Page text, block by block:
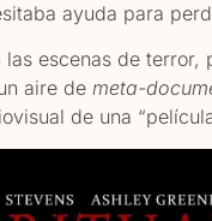
ayuda para
las escenas de
aire de meta-
de una